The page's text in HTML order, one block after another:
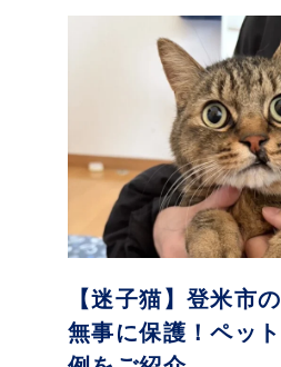
【迷子猫】登米市
無事に保護！ペッ